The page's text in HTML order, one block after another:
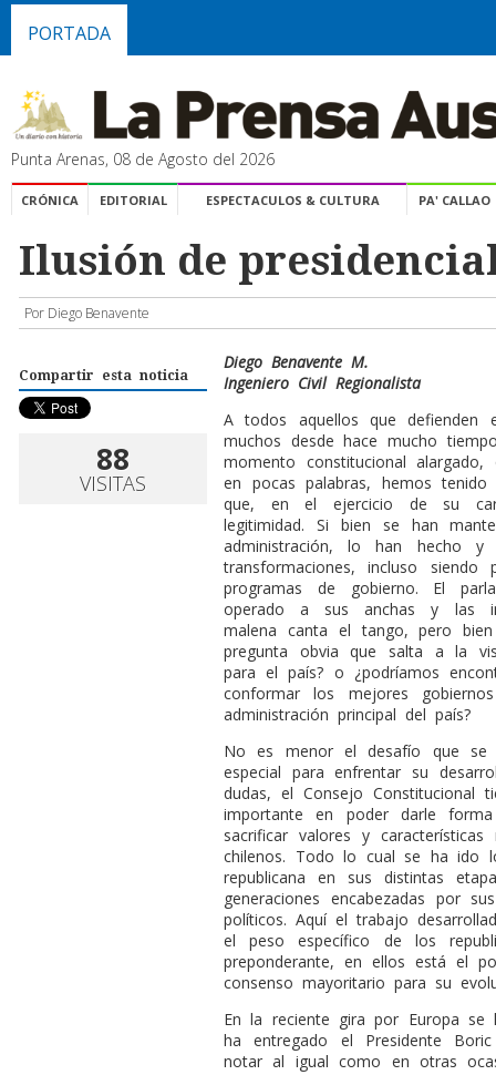
PORTADA
Punta Arenas, 08 de Agosto del 2026
CRÓNICA EDITORIAL ESPECTACULOS & CULTURA PA' CALLAO
Ilusión de
Por Diego Benavente
Compartir esta noticia
88
VISITAS
Diego Benavente M.
Ingeniero Civil Regionalista
Atodos aquellos que defienden
muchos desde hace mucho
momento constitucional
en pocas palabras, hemos
que, en el ejercicio de su
legitimidad. Si bien se han
administración, lo han hecho
transformaciones, incluso
programas de gobierno. El
operado a sus anchas y las
malena canta el tango, pero
pregunta obvia que salta a la
para el país? o ¿podríamos
conformar los mejores
administración principal del país?
No es menor el desafío que
especial para enfrentar su
dudas, el Consejo Constitucional
importante en poder darle
sacrificar valores y
chilenos. Todo lo cual se ha ido
republicana en sus distintas
generaciones encabezadas por
políticos. Aquí el trabajo
el peso específico de los
preponderante, en ellos está el
consenso mayoritario para su
En la reciente gira por Europa
ha entregado el Presidente
notar al igual como en otras